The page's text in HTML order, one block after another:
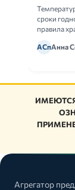
сроки
правила
АСпАнна
Агрегатор